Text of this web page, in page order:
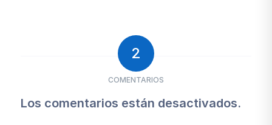
2
COMENTARIOS
Los comentarios están desactivados.